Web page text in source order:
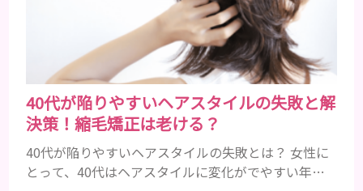
です。 アトピー性皮膚炎 頭皮が赤い状態は、アトピ
ー皮膚炎の可能...
40代が陥りやすいヘアスタイルの失敗と解
決策！縮毛矯正は老ける？
40代が陥りやすいヘアスタイルの失敗とは？ 女性に
とって、40代はヘアスタイルに変化がでやすい年齢